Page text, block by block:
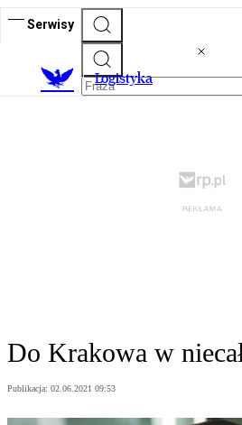
Serwisy
Logistyka
Do Krakowa w
Publikacja: 02.06.2021 09:53